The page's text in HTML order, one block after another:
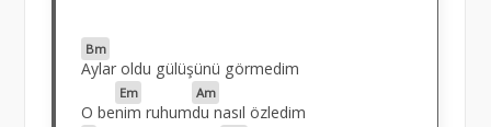
Bm
Aylar oldu gülüşünü görmedim
O be
Em
nim ruhum
Am
du nasıl özledim